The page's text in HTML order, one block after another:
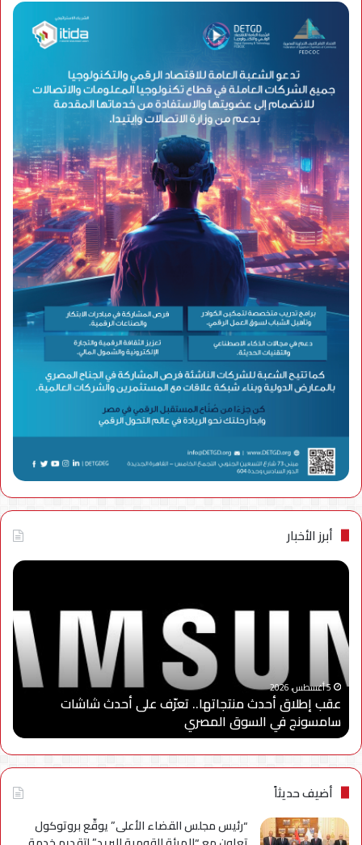
أبرز الأخبار
عقب
منتجاتها..
تعرّف
على
أحدث
شاشات
سامسونج
في
السوق
المصري
5 أغسطس، 2026
عقب إطلاق أحدث منتجاتها.. تعرّف على أحدث شاشات
سامسونج في السوق المصري
مع
أضيف حديثاً
“رئيس مجلس القضاء الأعلى” يوقّع بروتوكول